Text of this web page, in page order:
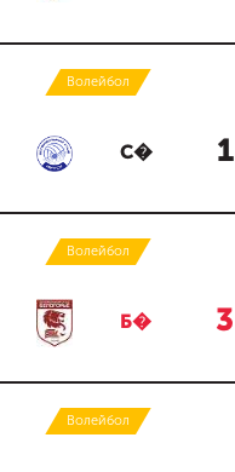
Волейбол
С� 1
Волейбол
Б� 3
Волейбол